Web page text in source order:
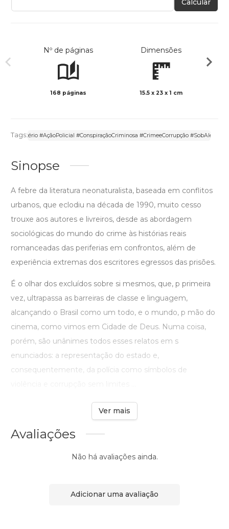
Calcular
Nº de páginas
168 páginas
Dimensões
15.5 x 23 x 1 cm
Tags: #AçãoPolicial #ConspiraçãoCriminosa #CrimeeCorrupção
Sinopse
A febre da literatura neonaturalista, baseada em conflitos
urbanos, que eclodiu na década de 1990, muito cesso
trouxe aos autores e livreiros, desde as abordagem
sociológicas do mundo do crime às histórias reais
romanceadas das periferias em confrontos, além de
experiência extremas dos escritores egressos das prisões.
É o olhar dos excluídos sobre si mesmos, que, p primeira
vez, ultrapassa as barreiras de classe e linguagem,
alcançando o Brasil como um todo, e o mundo, p mão do
cinema, como vimos em Cidade de Deus. Numa coisa,
porém, são unânimes todos esses relatos em s
enunciados: a representação do estado e,
consequentemente, da polícia como símbolos de
Ver mais
Avaliações
Não há avaliações ainda.
Adicionar uma avaliação